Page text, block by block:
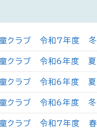
童クラブ 令和7年度 冬
クラブ 令和6年度 夏
クラブ 令和6年度 夏
クラブ 令和6年度 冬
クラブ 令和7年度 春